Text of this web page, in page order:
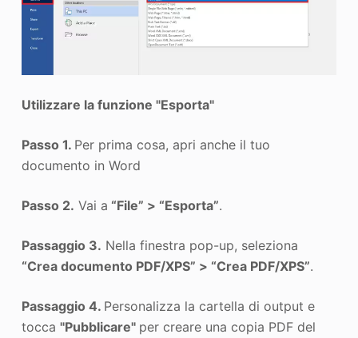
Utilizzare la funzione "Esporta"
Passo 1. Per prima cosa, apri anche il tuo
documento in Word
Passo 2. Vai a “File” > “Esporta”.
Passaggio 3. Nella finestra pop-up, seleziona
“Crea documento PDF/XPS” > “Crea PDF/XPS”.
Passaggio 4. Personalizza la cartella di output e
tocca "Pubblicare" per creare una copia PDF del